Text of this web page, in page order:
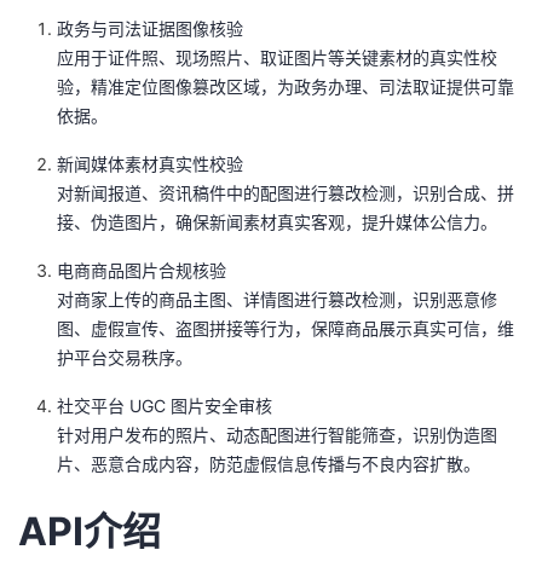
博
客
的
论
坛
我
的
圈
子
我
的
直
我
的
动
我
关
注
开
者
的
Programs
我
支
政务与司法证据图像核验
应用于证件照、现场照片、取证图片等关键素材的真实性校
验，精准定位图像篡改区域，为政务办理、司法取证提供可靠
依据。
新闻媒体素材真实性校验
对新闻报道、资讯稿件中的配图进行篡改检测，识别合成、拼
接、伪造图片，确保新闻素材真实客观，提升媒体公信力。
电商商品图片合规核验
对商家上传的商品主图、详情图进行篡改检测，识别恶意修
图、虚假宣传、盗图拼接等行为，保障商品展示真实可信，维
护平台交易秩序。
社交平台 UGC 图片安全审核
针对用户发布的照片、动态配图进行智能筛查，识别伪造图
片、恶意合成内容，防范虚假信息传播与不良内容扩散。
API介绍